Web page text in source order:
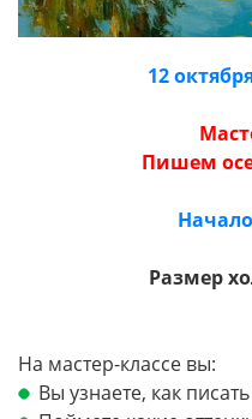
12
Пишем
Размер
На мастер-классе вы:
Вы узнаете, как